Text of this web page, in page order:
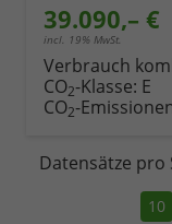
39.090,– €
incl. 19% MwSt.
Verbrauch
CO2-Klasse: E
CO2-
Datensätze pro
10